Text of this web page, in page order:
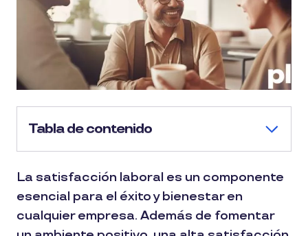
Tabla de contenido
La satisfacción laboral es un componente
esencial para el éxito y bienestar en
cualquier empresa. Además de fomentar